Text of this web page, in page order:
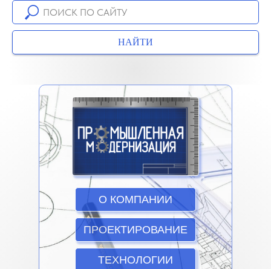
НАЙТИ
ТЕХНОЛОГИИ
ПРОЕКТИРОВАНИЕ
О КОМПАНИИ